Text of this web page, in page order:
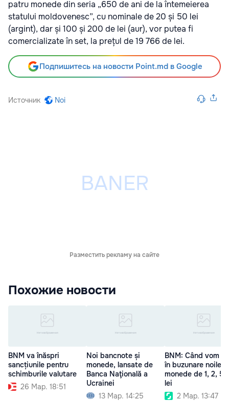
patru monede din seria „650 de ani de la întemeierea
statului moldovenesc”, cu nominale de 20 și 50 lei
(argint), dar și 100 și 200 de lei (aur), vor putea fi
comercializate în set, la prețul de 19 766 de lei.
Подпишитесь на новости Point.md в Google
Источник Noi
Разместить рекламу на сайте
Похожие новости
BNM va înăspri
sancțiunile pentru
schimburile valutare
26 Мар. 18:51
Noi bancnote și
monede, lansate de
Banca Naţională a
Ucrainei
13 Мар. 14:25
BNM: Când vom
în buzunare noile
monede de 1, 2, 5
lei
2 Мар. 13:47